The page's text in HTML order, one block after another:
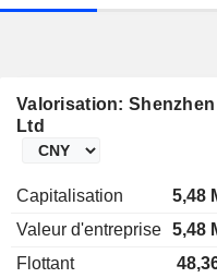
Valorisation:
Ltd
Capitalisation 5,48
Valeur d'entreprise 5,48
Flottant